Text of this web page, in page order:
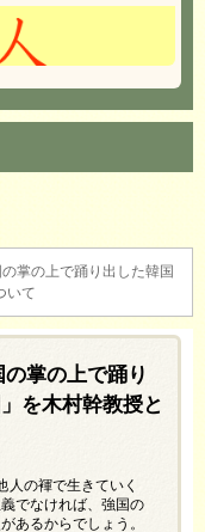
の掌の上で踊り出した韓国
いて
掌の上で踊り
を木村幹教授と
人の褌で生きていく
でなければ、強国の
あるからでしょう。